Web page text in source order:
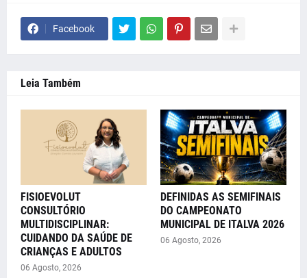
Facebook
Leia Também
FISIOEVOLUT
CONSULTÓRIO
MULTIDISCIPLINAR:
CUIDANDO DA SAÚDE DE
CRIANÇAS E ADULTOS
06 Agosto, 2026
DEFINIDAS AS SEMIFINAIS
DO CAMPEONATO
MUNICIPAL DE ITALVA 2026
06 Agosto, 2026